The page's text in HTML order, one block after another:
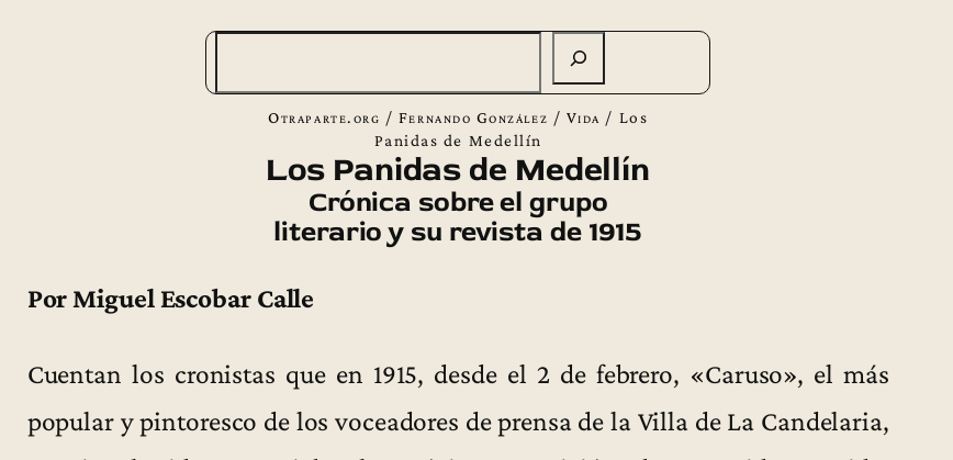
Otraparte.org / Fernando González / Vida / Los
Panidas de Medellín
Los Panidas de Medellín
Crónica sobre el grupo
literario y su revista de 1915
Por Miguel Escobar Calle
Cuentan los cronistas que en 1915, desde el 2 de febrero, «Caruso», el más
popular y pintoresco de los voceadores de prensa de la Villa de La Candelaria,